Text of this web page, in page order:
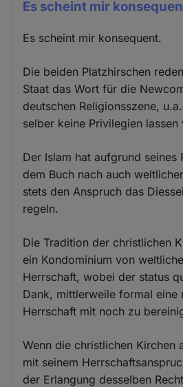
Es scheint mir
Es scheint mir konsequent.
Die beiden Platzhirschen
Staat das Wort für die
deutschen Religionsszene,
selber keine Privilegien lassen
Der Islam hat aufgrund seines
dem Buch nach auch
stets den Anspruch das
regeln.
Die Tradition der christlichen
ein Kondominium von
Herrschaft, wobei der status
Dank, mittlerweile formal eine
Herrschaft mit noch zu
Wenn die christlichen Kirchen
mit seinem
der Erlangung desselben